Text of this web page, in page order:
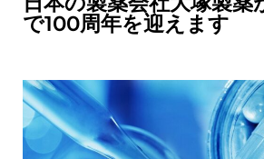
で100周年を迎えます